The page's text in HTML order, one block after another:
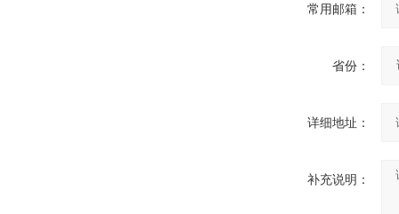
常用邮箱：
省份：
详细地址：
补充说明：